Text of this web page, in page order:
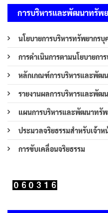
การบริหารและพัฒนาทรัพ
นโยบายการบริหารทรัพยากรบุ
การดำเนินการตามนโยบายกา
หลักเกณฑ์การบริหารและพัฒ
รายงานผลการบริหารและพัฒ
แผนการบริหารและพัฒนาทรั
ประมวลจริยธรรมสำหรับเจ้าห
การขับเคลื่อนจริยธรรม